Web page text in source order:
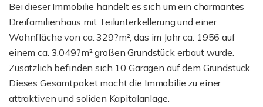
Bei dieser Immobilie handelt es sich um ein charmantes
Dreifamilienhaus mit Teilunterkellerung und einer
Wohnfläche von ca. 329?m², das im Jahr ca. 1956 auf
einem ca. 3.049?m² großen Grundstück erbaut wurde.
Zusätzlich befinden sich 10 Garagen auf dem Grundstück.
Dieses Gesamtpaket macht die Immobilie zu einer
attraktiven und soliden Kapitalanlage.